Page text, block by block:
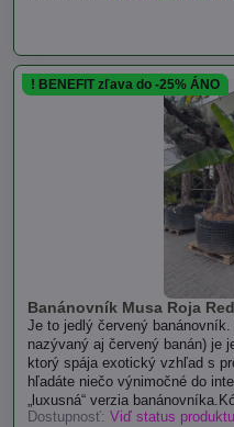
Banánovník Musa Roja
! BENEFIT zľava do -25% ÁNO
Je to jedlý červený
nazývaný aj červený banán) je
ktorý spája exotický vzhľad s
hľadáte niečo výnimočné do
„luxusná“ verzia
Dostupnosť: Viď status produktu